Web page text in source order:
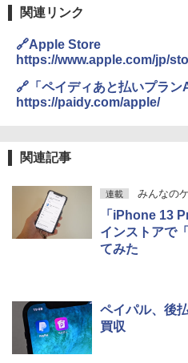
関連リンク
🔗Apple Store
https://www.apple.com/jp/
🔗「ペイディあと払いプラン
https://paidy.com/apple/
関連記事
連載 みんなの
「iPhone 13
インストアで
てみた
ペイパル、後
買収